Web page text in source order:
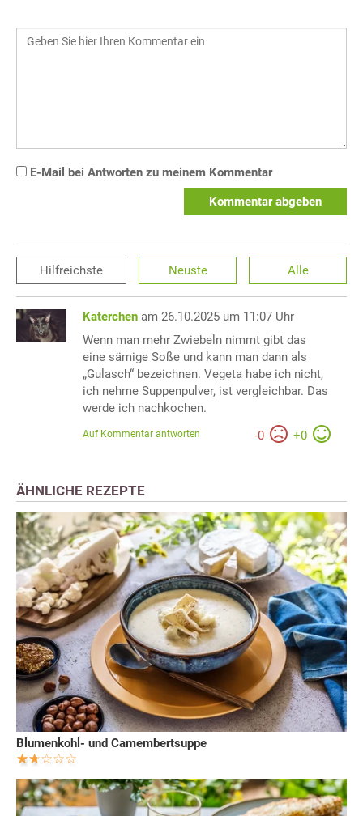
E-Mail bei Antworten zu meinem Kommentar
Kommentar abgeben
Hilfreichste Neuste Alle
Katerchen am 26.10.2025 um 11:07 Uhr
Wenn man mehr Zwiebeln nimmt gibt das
eine sämige Soße und kann man dann als
„Gulasch“ bezeichnen. Vegeta habe ich nicht,
ich nehme Suppenpulver, ist vergleichbar. Das
werde ich nachkochen.
-0 +0
Auf Kommentar antworten
ÄHNLICHE REZEPTE
Blumenkohl- und Camembertsuppe